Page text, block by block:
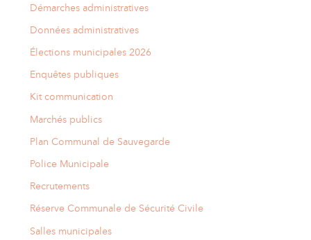
Démarches administratives
Données administratives
Élections municipales 2026
Enquêtes publiques
Kit communication
Marchés publics
Plan Communal de Sauvegarde
Police Municipale
Recrutements
Réserve Communale de Sécurité Civile
Salles municipales